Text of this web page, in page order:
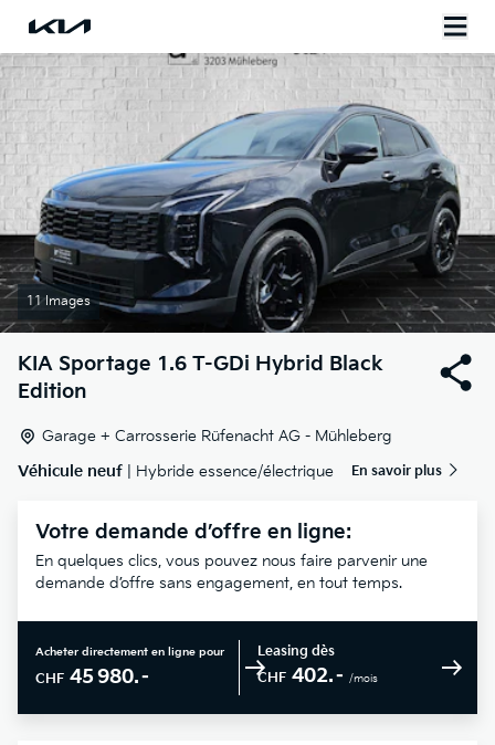
11 Images
KIA Sportage 1.6 T-GDi Hybrid Black
Edition
Garage + Carrosserie Rüfenacht AG - Mühleberg
Véhicule neuf | Hybride essence/électrique En savoir plus
Votre demande d’offre en ligne:
En quelques clics, vous pouvez nous faire parvenir une
demande d’offre sans engagement, en tout temps.
Acheter directement en ligne pour
CHF 45 980.–
Leasing dès
CHF 402.– /mois